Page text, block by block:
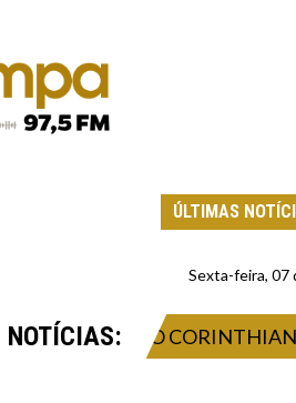
ÚLTIMAS
Sexta-feira, 07
NOTÍCIAS:DO CORINTHIANS